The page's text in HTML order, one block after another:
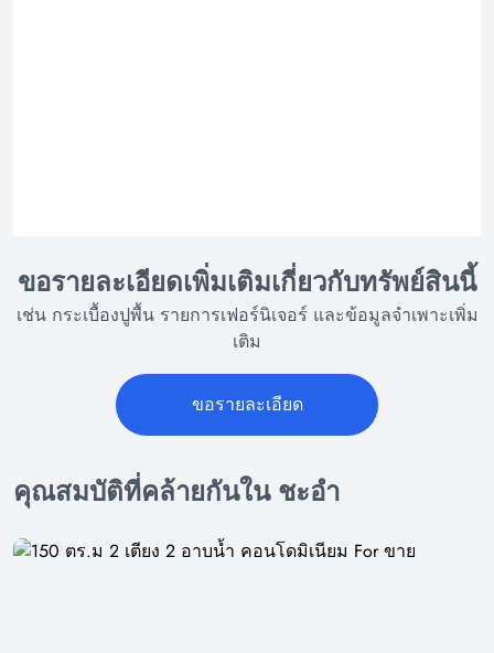
ขอรายละเอียดเพิ่มเติมเกี่ยวกับทรัพย์สินนี้
เช่น กระเบื้องปูพื้น รายการเฟอร์นิเจอร์ และข้อมูลจำเพาะเพิ่ม
เติม
ขอรายละเอียด
คุณสมบัติที่คล้ายกันใน ชะอำ